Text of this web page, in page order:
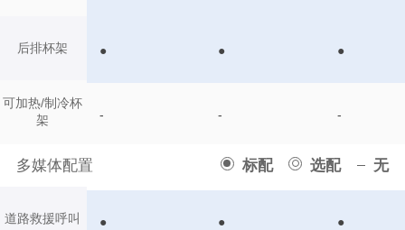
后排杯架
可加热/制冷杯
架
多媒体配置 标配 选配 无
道路救援呼叫
● ● ●
- - -
● ● ●